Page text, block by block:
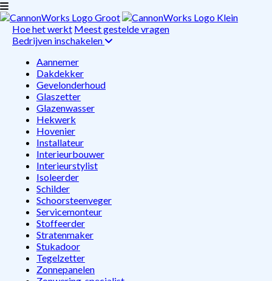
Hoe het werkt Meest gestelde vragen
Bedrijven inschakelen
Aannemer
Dakdekker
Gevelonderhoud
Glaszetter
Glazenwasser
Hekwerk
Hovenier
Installateur
Interieurbouwer
Interieurstylist
Isoleerder
Schilder
Schoorsteenveger
Servicemonteur
Stoffeerder
Stratenmaker
Stukadoor
Tegelzetter
Zonnepanelen